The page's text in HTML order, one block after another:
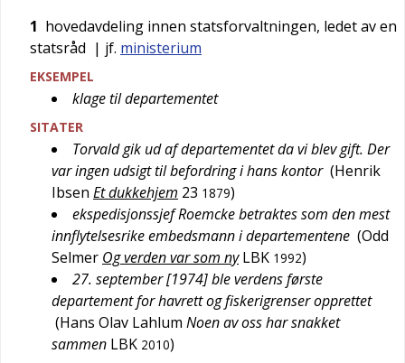
1 hovedavdeling innen statsforvaltningen, ledet av en
statsråd | jf. ministerium
EKSEMPEL
klage til departementet
SITATER
Torvald gik ud af departementet da vi blev gift. Der
var ingen udsigt til befordring i hans kontor (Henrik
Ibsen Et dukkehjem 23 1879)
ekspedisjonssjef Roemcke betraktes som den mest
innflytelsesrike embedsmann i departementene (Odd
Selmer Og verden var som ny LBK 1992)
27. september [1974] ble verdens første
departement for havrett og fiskerigrenser opprettet
(Hans Olav Lahlum Noen av oss har snakket
sammen LBK 2010)